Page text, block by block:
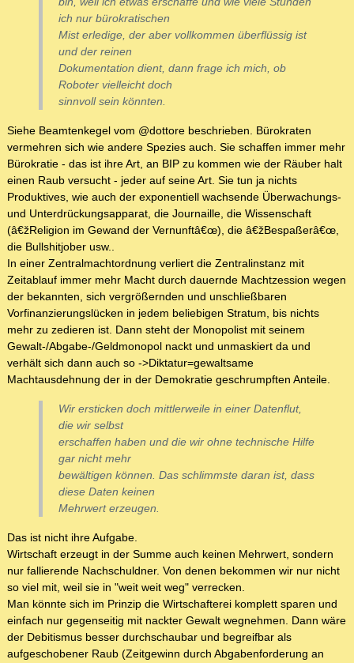
ich nur bürokratischen
Mist erledige, der aber vollkommen überflüssig ist
und der reinen
Dokumentation dient, dann frage ich mich, ob
Roboter vielleicht doch
sinnvoll sein könnten.
Siehe Beamtenkegel vom @dottore beschrieben. Bürokraten
vermehren sich wie andere Spezies auch. Sie schaffen immer mehr
Bürokratie - das ist ihre Art, an BIP zu kommen wie der Räuber halt
einen Raub versucht - jeder auf seine Art. Sie tun ja nichts
Produktives, wie auch der exponentiell wachsende Überwachungs-
und Unterdrückungsapparat, die Journaille, die Wissenschaft
(â€žReligion im Gewand der Vernunftâ€œ), die â€žBespaßerâ€œ,
die Bullshitjober usw..
In einer Zentralmachtordnung verliert die Zentralinstanz mit
Zeitablauf immer mehr Macht durch dauernde Machtzession wegen
der bekannten, sich vergrößernden und unschließbaren
Vorfinanzierungslücken in jedem beliebigen Stratum, bis nichts
mehr zu zedieren ist. Dann steht der Monopolist mit seinem
Gewalt-/Abgabe-/Geldmonopol nackt und unmaskiert da und
verhält sich dann auch so ->Diktatur=gewaltsame
Machtausdehnung der in der Demokratie geschrumpften Anteile.
Wir ersticken doch mittlerweile in einer Datenflut,
die wir selbst
erschaffen haben und die wir ohne technische Hilfe
gar nicht mehr
bewältigen können. Das schlimmste daran ist, dass
diese Daten keinen
Mehrwert erzeugen.
Das ist nicht ihre Aufgabe.
Wirtschaft erzeugt in der Summe auch keinen Mehrwert, sondern
nur fallierende Nachschuldner. Von denen bekommen wir nur nicht
so viel mit, weil sie in "weit weit weg" verrecken.
Man könnte sich im Prinzip die Wirtschafterei komplett sparen und
einfach nur gegenseitig mit nackter Gewalt wegnehmen. Dann wäre
der Debitismus besser durchschaubar und begreifbar als
aufgeschobener Raub (Zeitgewinn durch Abgabenforderung an